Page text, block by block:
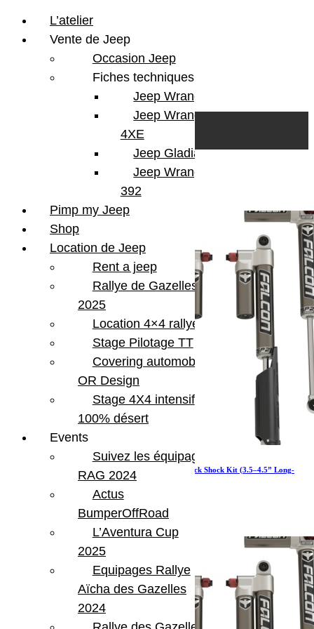
Affichage de 1–24 sur 69 résultats
JT EcoDiesel: Falcon SP2 3.5 e-Adjust Piggyback Shock Kit (3.5–4.5” Long-
Ajouter au panier
L’atelier
Vente de Jeep
Occasion Jeep
Fiches techniques
Jeep Wrangler JL
Jeep Wrangler
4XE
Jeep Gladiator
Jeep Wrangler V8
392
Pimp my Jeep
Shop
Location de Jeep
Rent a jeep
Rallye de Gazelles
2025
Location 4×4 rallye
Stage Pilotage TT
Covering automobile –
OR Design
Stage 4X4 intensif
100% désert
Events
Suivez les équipages
RAG 2024
Actus
BumperOffRoad
L’Aventura Cup
2025
Equipages Rallye
Aïcha des Gazelles
2024